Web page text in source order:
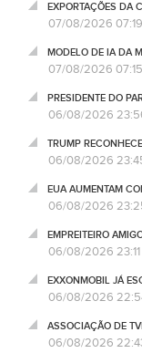
EXPORTAÇÕES DA
07/08/2026 07:19
MODELO DE IA DA
07/08/2026 07:15
PRESIDENTE DO
06/08/2026
TRUMP
06/08/2026
EUA AUMENTAM
06/08/2026
EMPREITEIRO
06/08/2026 23:11
EXXONMOBIL JÁ
06/08/2026
ASSOCIAÇÃO DE
06/08/2026